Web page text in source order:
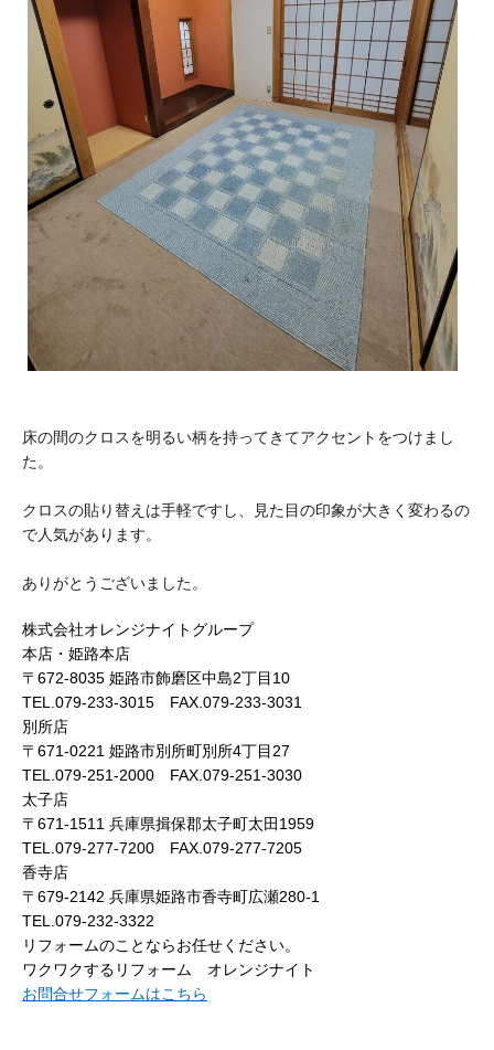
床の間のクロスを明るい柄を持ってきてアクセントをつけまし
た。
クロスの貼り替えは手軽ですし、見た目の印象が大きく変わるの
で人気があります。
ありがとうございました。
株式会社オレンジナイトグループ
本店・姫路本店
〒672-8035 姫路市飾磨区中島2丁目10
TEL.079-233-3015 FAX.079-233-3031
別所店
〒671-0221 姫路市別所町別所4丁目27
TEL.079-251-2000 FAX.079-251-3030
太子店
〒671-1511 兵庫県揖保郡太子町太田1959
TEL.079-277-7200 FAX.079-277-7205
香寺店
〒679-2142 兵庫県姫路市香寺町広瀬280-1
TEL.079-232-3322
リフォームのことならお任せください。
ワクワクするリフォーム オレンジナイト
お問合せフォームはこちら